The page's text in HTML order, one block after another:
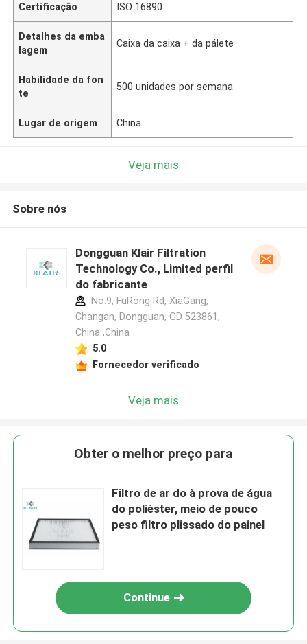
Certificação ISO 16890
Detalhes da emba
lagem
Caixa da caixa + da pálete
Habilidade da fon
te
500 unidades por semana
Lugar de origem China
Veja mais
Sobre nós
Dongguan Klair Filtration
Technology Co., Limited perfil
do fabricante
No.9, FuRong Rd, XiaGang,
Changan, Dongguan, GD 523861,
China ,China
5.0
Fornecedor verificado
Veja mais
Obter o melhor preço para
Filtro de ar do à prova de água
do poliéster, meio de pouco
peso filtro plissado do painel
Continue